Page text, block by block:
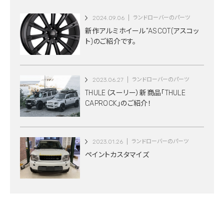
2024.09.06 ランドローバーのパーツ
新作アルミホイール”ASCOT(アスコッ
ト)のご紹介です。
2023.06.27 ランドローバーのパーツ
THULE（スーリー）新商品「THULE
CAPROCK」のご紹介！
2023.01.26 ランドローバーのパーツ
ペイントカスタマイズ